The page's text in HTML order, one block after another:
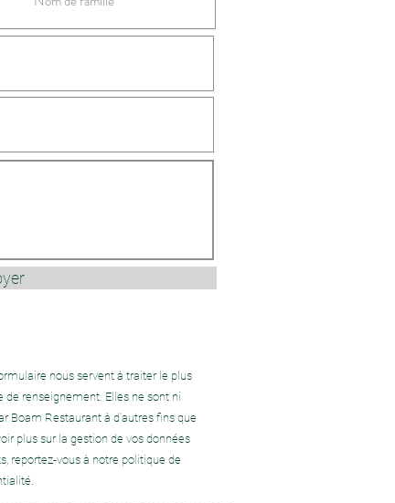
nous servent à traiter le plus
renseignement. Elles ne sont ni
Boam Restaurant à d’autres fins que
plus sur la gestion de vos données
reportez-vous à notre politique de